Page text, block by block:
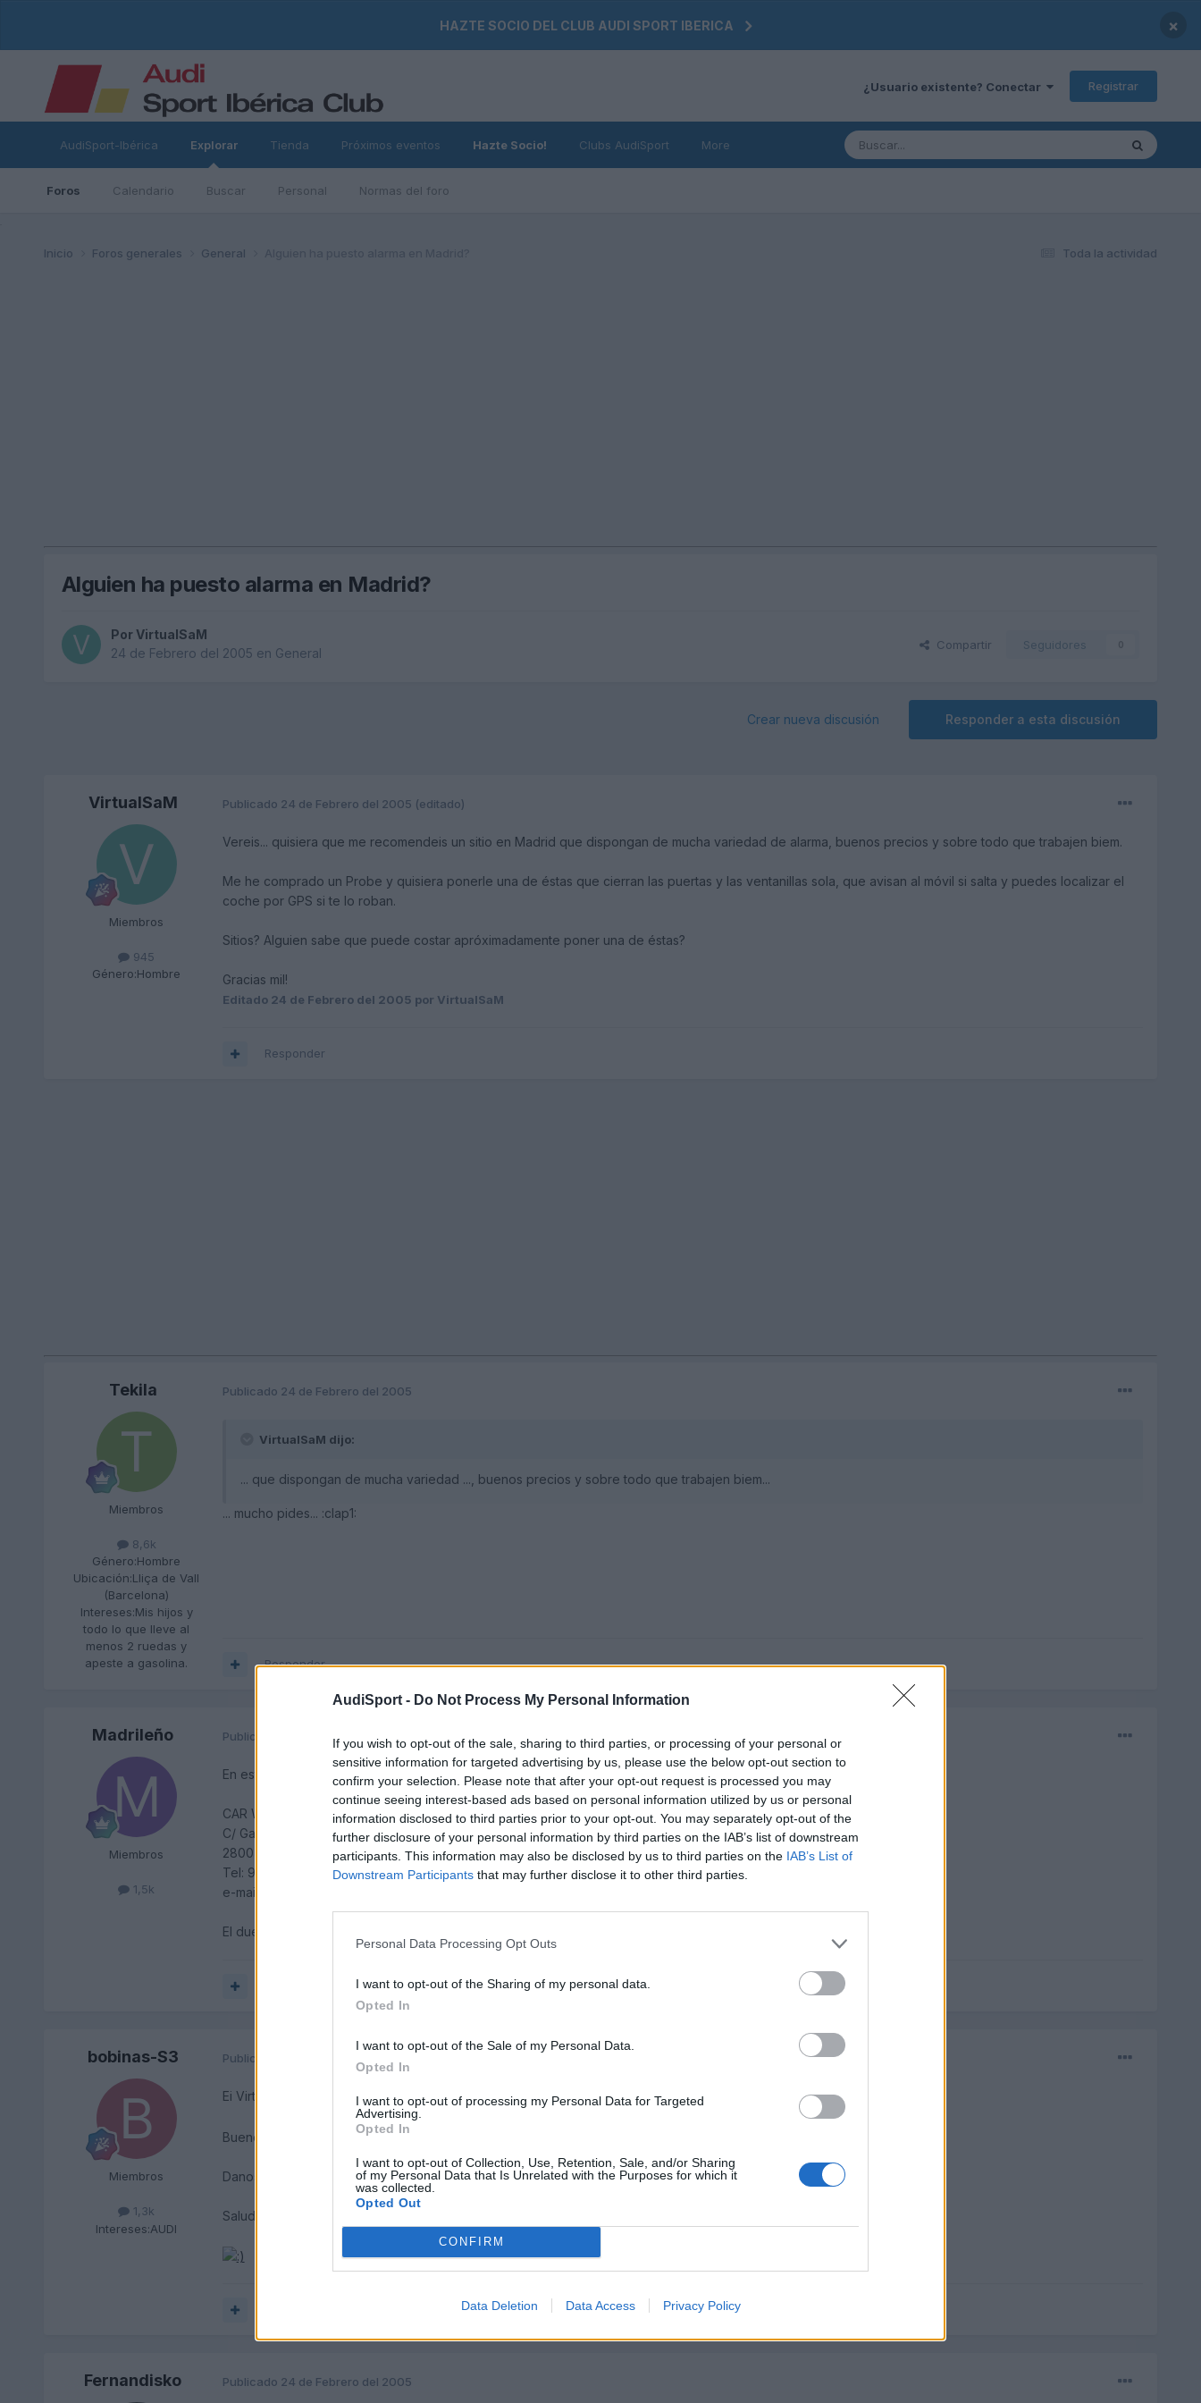
AudiSport - Do Not Process My Personal Information
If you wish to opt-out of the sale, sharing to third parties, or processing of your personal or
sensitive information for targeted advertising by us, please use the below opt-out section to
confirm your selection. Please note that after your opt-out request is processed you may
continue seeing interest-based ads based on personal information utilized by us or personal
information disclosed to third parties prior to your opt-out. You may separately opt-out of the
further disclosure of your personal information by third parties on the IAB’s list of downstream
participants. This information may also be disclosed by us to third parties on the IAB’s List of
Downstream Participants that may further disclose it to other third parties.
Personal Data Processing Opt Outs
I want to opt-out of the Sharing of my personal data.
Opted In
I want to opt-out of the Sale of my Personal Data.
Opted In
I want to opt-out of processing my Personal Data for Targeted
Advertising.
Opted In
I want to opt-out of Collection, Use, Retention, Sale, and/or Sharing
of my Personal Data that Is Unrelated with the Purposes for which it
was collected.
Opted Out
CONFIRM
Data Deletion Data Access Privacy Policy
HAZTE SOCIO DEL CLUB AUDI SPORT IBERICA ×
¿Usuario existente? Conectar Registrar
AudiSport-Ibérica Explorar
Foros Calendario Buscar Personal Normas del foro
Tienda Próximos eventos Hazte Socio! Clubs AudiSport More
Toda la actividad
Inicio Foros generales General
Alguien ha puesto alarma en Madrid?
PorVirtualSaM
24 de Febrero del 2005 en General
Compartir Seguidores 0
Responder a esta discusión
Crear nueva discusión
VirtualSaM
Miembros
945
Género:Hombre
Publicado 24 de Febrero del 2005 (editado)
Vereis... quisiera que me recomendeis un sitio en Madrid que dispongan de mucha variedad de alarma, buenos precios y sobre todo que trabajen biem.
Me he comprado un Probe y quisiera ponerle una de éstas que cierran las puertas y las ventanillas sola, que avisan al móvil si salta y puedes localizar el
coche por GPS si te lo roban.
Sitios? Alguien sabe que puede costar apróximadamente poner una de éstas?
Gracias mil!
Editado 24 de Febrero del 2005 por VirtualSaM
Responder
Tekila
Miembros
8,6k
Género:Hombre
Ubicación:Lliça de Vall
(Barcelona)
Intereses:Mis hijos y
todo lo que lleve al
menos 2 ruedas y
apeste a gasolina.
Publicado 24 de Febrero del 2005
VirtualSaM dijo:
... que dispongan de mucha variedad ..., buenos precios y sobre todo que trabajen biem...
... mucho pides... :clap1:
Responder
Madrileño
Miembros
1,5k
Publicado 24 de Febrero del 2005
En este sitio trabajan muy bien:
CAR WATIOS
C/ Gandia nº 6
28007 Madrid
Tel: 914348041
e-mail: carwatios@terra.es
El dueño se llama Isidro.
bobinas-S3
Miembros
1,3k
Intereses:AUDI
Publicado
Ei Virtual !!!!! te has pasado a ¿¿¿¿ FORD ?????
Bueno..... el Probe me parecía precioso en su momento y seguro que corre de lo lindo.
Danos datos de tu bichito a ver cómo viene equipado.
Saludos.
Fernandisko Publicado 24 de Febrero del 2005